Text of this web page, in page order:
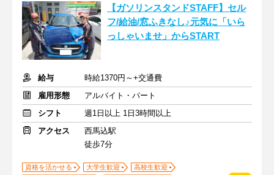
【ガソリンスタンドSTAFF】セル
フ/給油/窓ふきなし♪元気に「いら
っしゃいませ」からSTART
給与
時給1370円～+交通費
雇用形態
アルバイト・パート
シフト
週1日以上 1日3時間以上
アクセス
西馬込駅
徒歩7分
資格を活かせる 大学生歓迎
高校生歓迎